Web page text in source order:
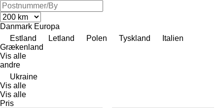
Danmark Europa
Estland
Letland Polen Tyskland
Italien
Grækenland
Vis alle
andre
Ukraine
Vis alle
Vis alle
Pris